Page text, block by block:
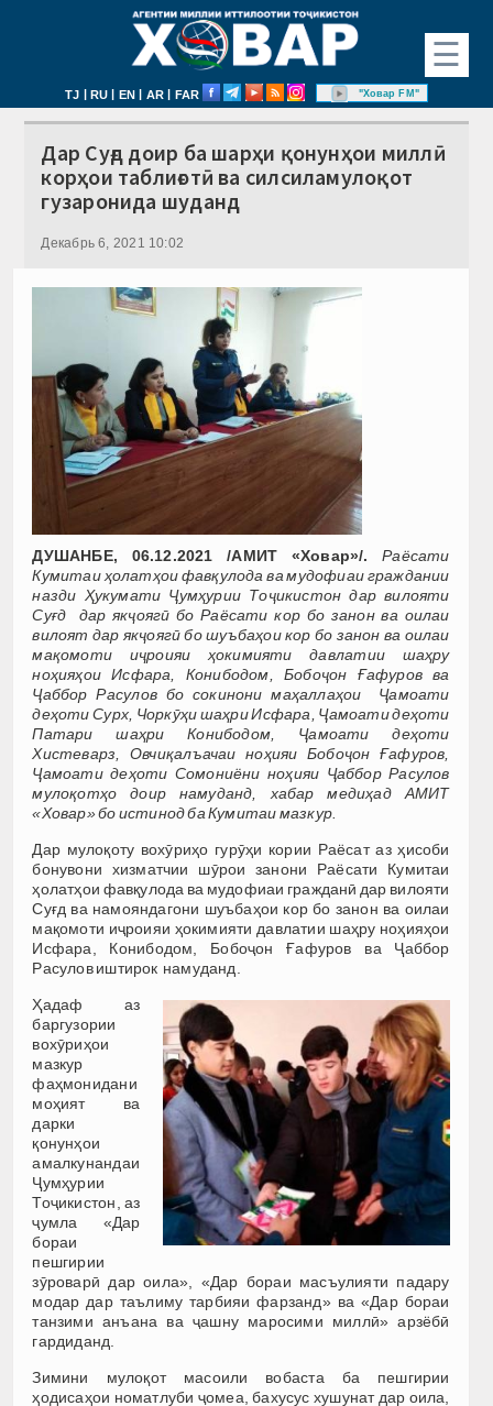
☰
TJ | RU | EN | AR | FAR "Ховар FM"
Дар Суғд доир ба шарҳи қонунҳои миллӣ
корҳои таблиғотӣ ва силсиламулоқот
гузаронида шуданд
Декабрь 6, 2021 10:02
ДУШАНБЕ, 06.12.2021 /АМИТ «Ховар»/.Раёсати
Кумитаи ҳолатҳои фавқулода ва мудофиаи граждании
назди Ҳукумати Ҷумҳурии Тоҷикистон дар вилояти
Суғд дар якҷоягӣ бо Раёсати кор бо занон ва оилаи
вилоят дар якҷоягӣ бо шуъбаҳои кор бо занон ва оилаи
мақомоти иҷроияи ҳокимияти давлатии шаҳру
ноҳияҳои Исфара, Конибодом, Бобоҷон Ғафуров ва
Ҷаббор Расулов бо сокинони маҳаллаҳои Ҷамоати
деҳоти Сурх, Чоркӯҳи шаҳри Исфара, Ҷамоати деҳоти
Патари шаҳри Конибодом, Ҷамоати деҳоти
Хистеварз, Овчиқалъачаи ноҳияи Бобоҷон Ғафуров,
Ҷамоати деҳоти Сомониёни ноҳияи Ҷаббор Расулов
мулоқотҳо доир намуданд, хабар медиҳад АМИТ
«Ховар» бо истинод ба Кумитаи мазкур.
Дар мулоқоту вохӯриҳо гурӯҳи кории Раёсат аз ҳисоби
бонувони хизматчии шӯрои занони Раёсати Кумитаи
ҳолатҳои фавқулода ва мудофиаи гражданӣ дар вилояти
Суғд ва намояндагони шуъбаҳои кор бо занон ва оилаи
мақомоти иҷроияи ҳокимияти давлатии шаҳру ноҳияҳои
Исфара, Конибодом, Бобоҷон Ғафуров ва Ҷаббор
Расулов иштирок намуданд.
Ҳадаф аз
баргузории
вохӯриҳои
мазкур
фаҳмонидани
моҳият ва
дарки
қонунҳои
амалкунандаи
Ҷумҳурии
Тоҷикистон, аз
ҷумла «Дар
бораи
пешгирии
зӯроварӣ дар оила», «Дар бораи масъулияти падару
модар дар таълиму тарбияи фарзанд» ва «Дар бораи
танзими анъана ва ҷашну маросими миллӣ» арзёбӣ
гардиданд.
Зимини мулоқот масоили вобаста ба пешгирии
ҳодисаҳои номатлуби ҷомеа, бахусус хушунат дар оила,